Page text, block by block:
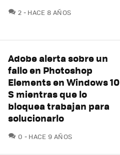
2 COMENTARIOS
HACE 8 AÑOS
Adobe alerta sobre un
fallo en Photoshop
Elements en Windows 10
S mientras que lo
bloquea trabajan para
solucionarlo
0 COMENTARIOS
HACE 9 AÑOS